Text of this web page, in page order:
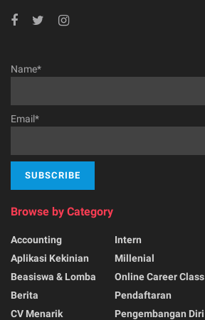
Name*
Email*
Browse by Category
Accounting
Aplikasi Kekinian
Beasiswa & Lomba
Berita
CV Menarik
Intern
Millenial
Online Career Class
Pendaftaran
Pengembangan Diri